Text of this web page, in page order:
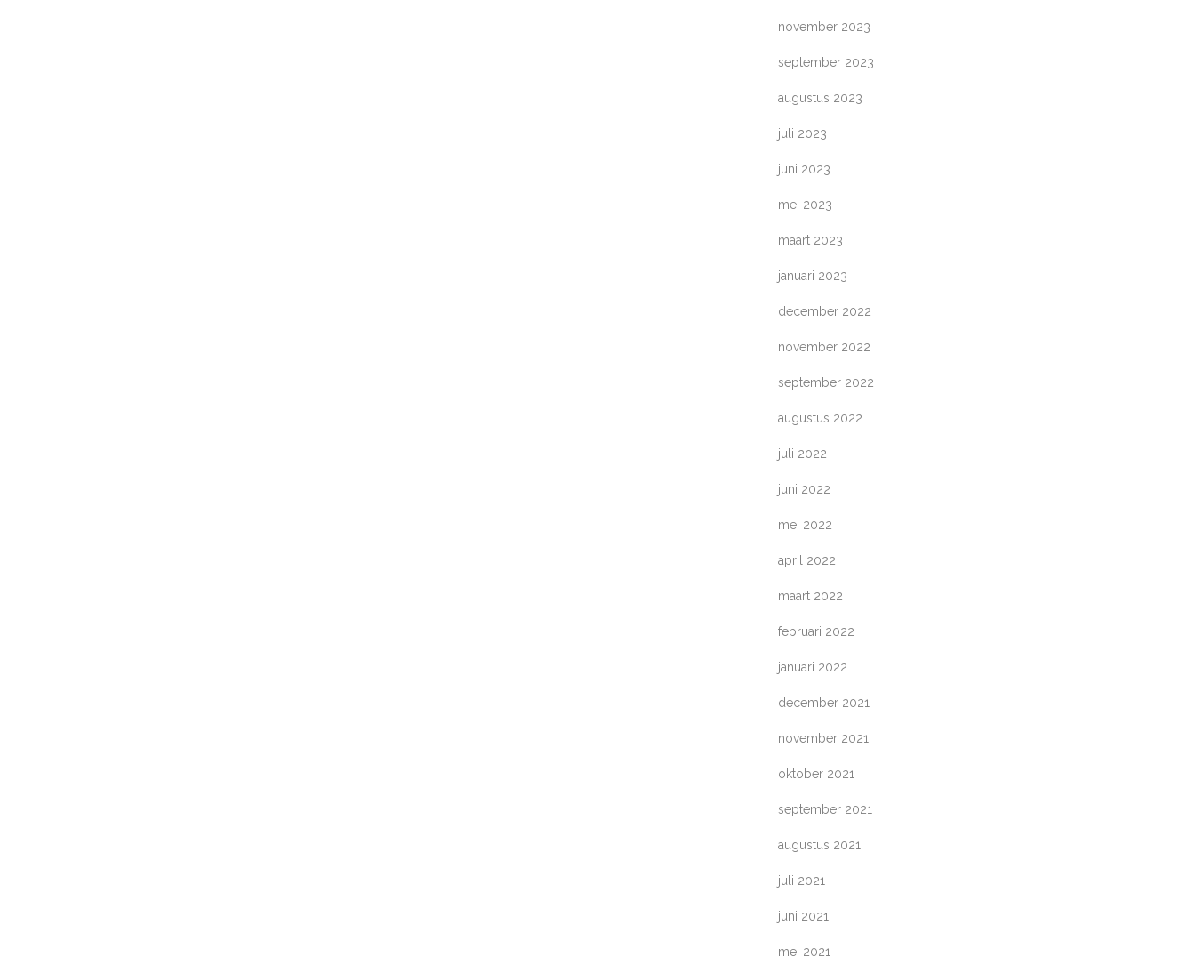
november 2023
september 2023
augustus 2023
juli 2023
juni 2023
mei 2023
maart 2023
januari 2023
december 2022
november 2022
september 2022
augustus 2022
juli 2022
juni 2022
mei 2022
april 2022
maart 2022
februari 2022
januari 2022
december 2021
november 2021
oktober 2021
september 2021
augustus 2021
juli 2021
juni 2021
mei 2021